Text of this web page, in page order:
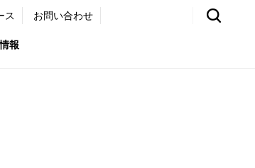
報
ス お問い合わせ